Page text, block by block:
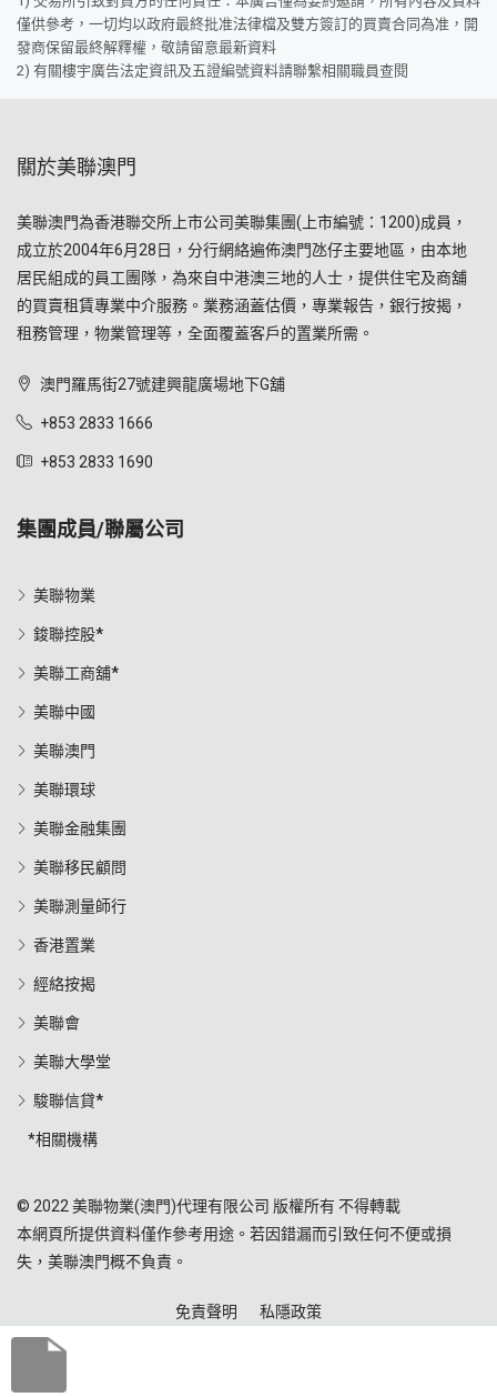
僅供參考，一切均以政府最終批准法律檔及雙方簽訂的買賣合同為准，開
發商保留最終解釋權，敬請留意最新資料
2) 有關樓宇廣告法定資訊及五證編號資料請聯繫相關職員查閱
關於美聯澳門
美聯澳門為香港聯交所上市公司美聯集團(上市編號：1200)成員，
成立於2004年6月28日，分行網絡遍佈澳門氹仔主要地區，由本地
居民組成的員工團隊，為來自中港澳三地的人士，提供住宅及商舖
的買賣租賃專業中介服務。業務涵蓋估價，專業報告，銀行按揭，
租務管理，物業管理等，全面覆蓋客戶的置業所需。
澳門羅馬街27號建興龍廣場地下G舖
+853 2833 1666
+853 2833 1690
集團成員/聯屬公司
美聯物業
鋑聯控股*
美聯工商舖*
美聯中國
美聯澳門
美聯環球
美聯金融集團
美聯移民顧問
美聯測量師行
香港置業
經絡按揭
美聯會
美聯大學堂
駿聯信貸*
*相關機構
© 2022 美聯物業(澳門)代理有限公司 版權所有 不得轉載
本網頁所提供資料僅作參考用途。若因錯漏而引致任何不便或損
失，美聯澳門概不負責。
免責聲明 私隱政策